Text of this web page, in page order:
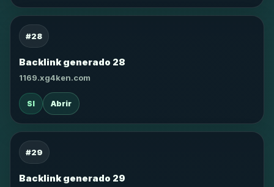
#28
Backlink generado 28
1169.xg4ken.com
SI Abrir
#29
Backlink generado 29